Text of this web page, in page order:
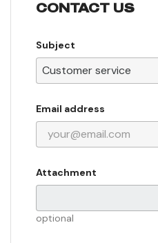
CONTACT US
Subject
Email address
Attachment
optional